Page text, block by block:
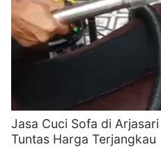
Jasa Cuci Sofa di
Tuntas Harga Terjangkau